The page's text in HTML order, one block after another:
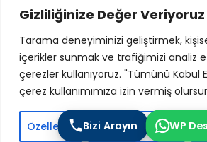
Gizliliğinize Değer Veriyoruz
Tarama deneyiminizi geliştirmek,
içerikler sunmak ve trafiğimizi analiz
çerezler kullanıyoruz. "Tümünü Kabul
çerez kullanımımıza izin vermiş
Özelleştir Tümünü Reddet
Hasar Destek Hattı
Copyright © 2025 Eskişehir
Hakları Saklıdır.
Bizi Arayın WP